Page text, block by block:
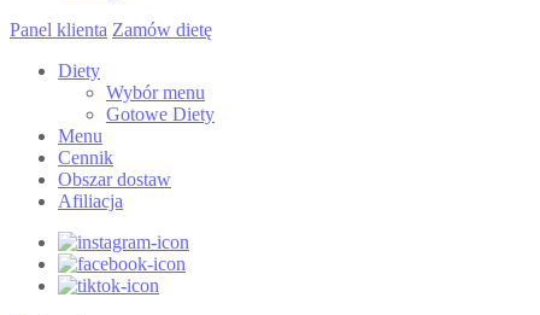
Panel klienta Zamów dietę
Diety
Wybór menu
Gotowe Diety
Menu
Cennik
Obszar dostaw
Afiliacja